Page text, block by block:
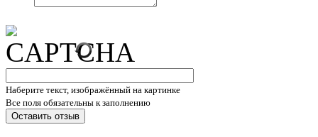
Наберите текст, изображённый на картинке
Все поля обязательны к заполнению